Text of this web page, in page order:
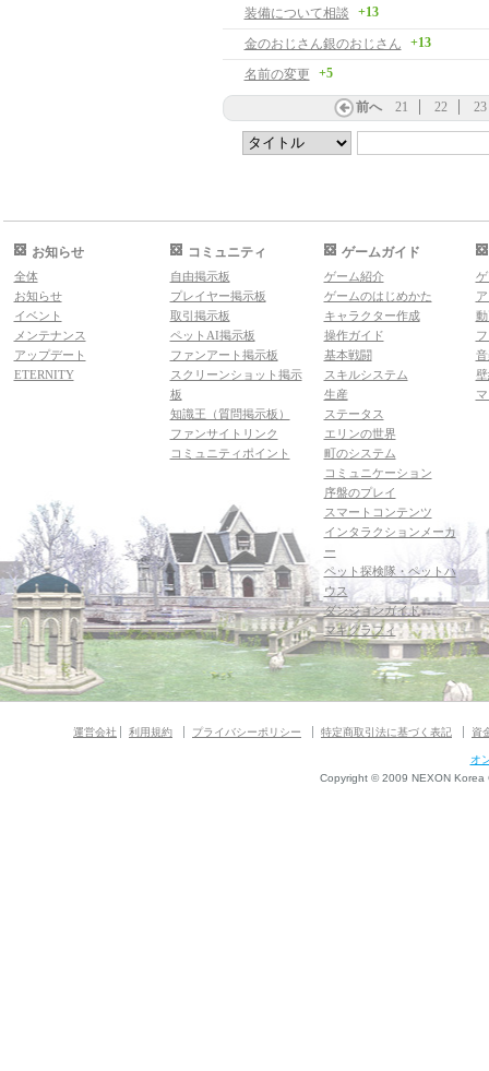
装備について相談 +13
金のおじさん銀のおじさん +13
名前の変更 +5
前へ 21 22 23
お知らせ
全体
お知らせ
イベント
メンテナンス
アップデート
ETERNITY
コミュニティ
自由掲示板
プレイヤー掲示板
取引掲示板
ペットAI掲示板
ファンアート掲示板
スクリーンショット掲示
板
知識王（質問掲示板）
ファンサイトリンク
コミュニティポイント
ゲームガイド
ゲーム紹介
ゲームのはじめかた
キャラクター作成
操作ガイド
基本戦闘
スキルシステム
生産
ステータス
エリンの世界
町のシステム
コミュニケーション
序盤のプレイ
スマートコンテンツ
インタラクションメーカ
ー
ペット探検隊・ペットハ
ウス
ダンジョンガイド
マギグラフィ
運営会社 利用規約 プライバシーポリシー 特定商取引法に基づく表記 資
オ
Copyright © 2009 NEXON Korea